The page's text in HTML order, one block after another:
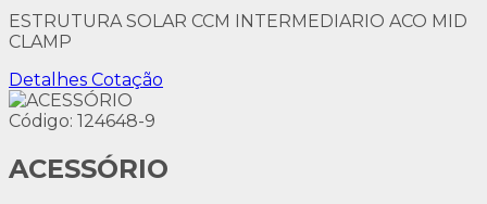
ESTRUTURA SOLAR CCM INTERMEDIARIO ACO MID
CLAMP
Detalhes Cotação
Código: 124648-9
ACESSÓRIO